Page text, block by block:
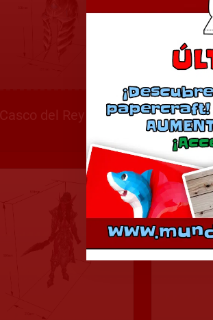
Casco del Rey Lich
Descargar